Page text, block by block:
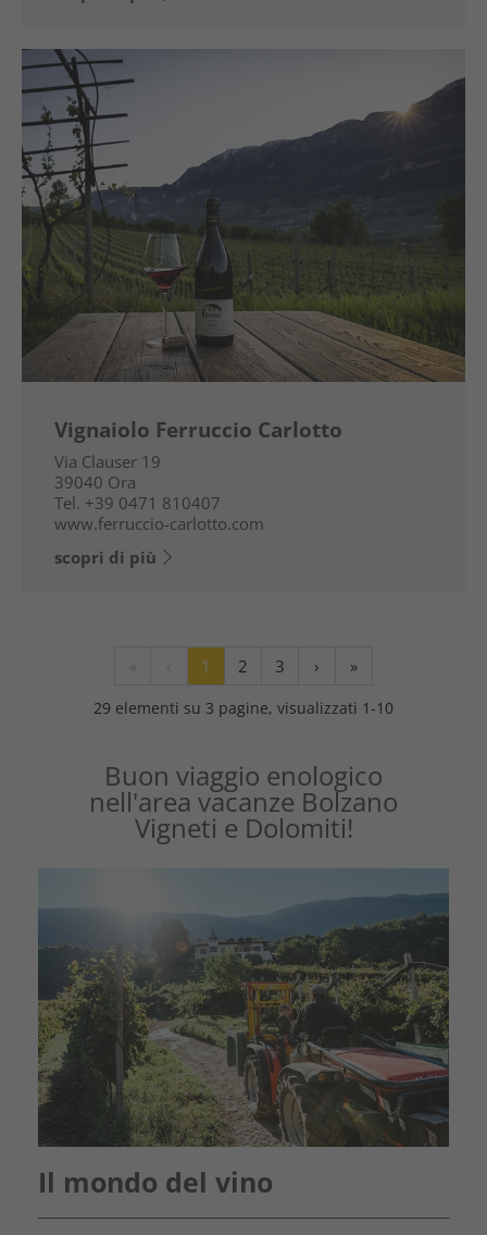
Vignaiolo Ferruccio Carlotto
Via Clauser 19
39040 Ora
Tel. +39 0471 810407
www.ferruccio-carlotto.com
scopri di più
« ‹ 1 2 3 › »
29 elementi su 3 pagine, visualizzati 1-10
Buon viaggio enologico
nell'area vacanze Bolzano
Vigneti e Dolomiti!
Il mondo del vino